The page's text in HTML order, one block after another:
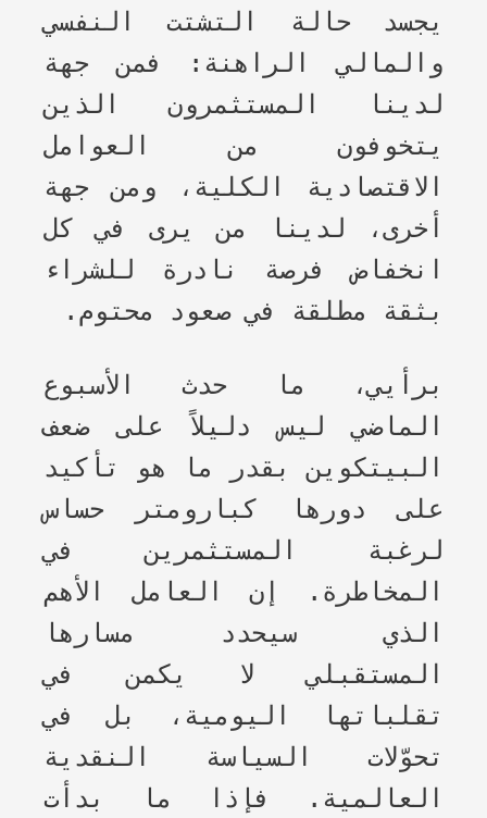
يجسد حالة التشتت النفسي
والمالي الراهنة: فمن جهة
لدينا المستثمرون الذين
يتخوفون من العوامل
الاقتصادية الكلية، ومن جهة
أخرى، لدينا من يرى في كل
انخفاض فرصة نادرة للشراء
بثقة مطلقة في صعود محتوم.
برأيي، ما حدث الأسبوع
الماضي ليس دليلاً على ضعف
البيتكوين بقدر ما هو تأكيد
على دورها كبارومتر حساس
لرغبة المستثمرين في
المخاطرة. إن العامل الأهم
الذي سيحدد مسارها
المستقبلي لا يكمن في
تقلباتها اليومية، بل في
تحوّلات السياسة النقدية
العالمية. فإذا ما بدأت